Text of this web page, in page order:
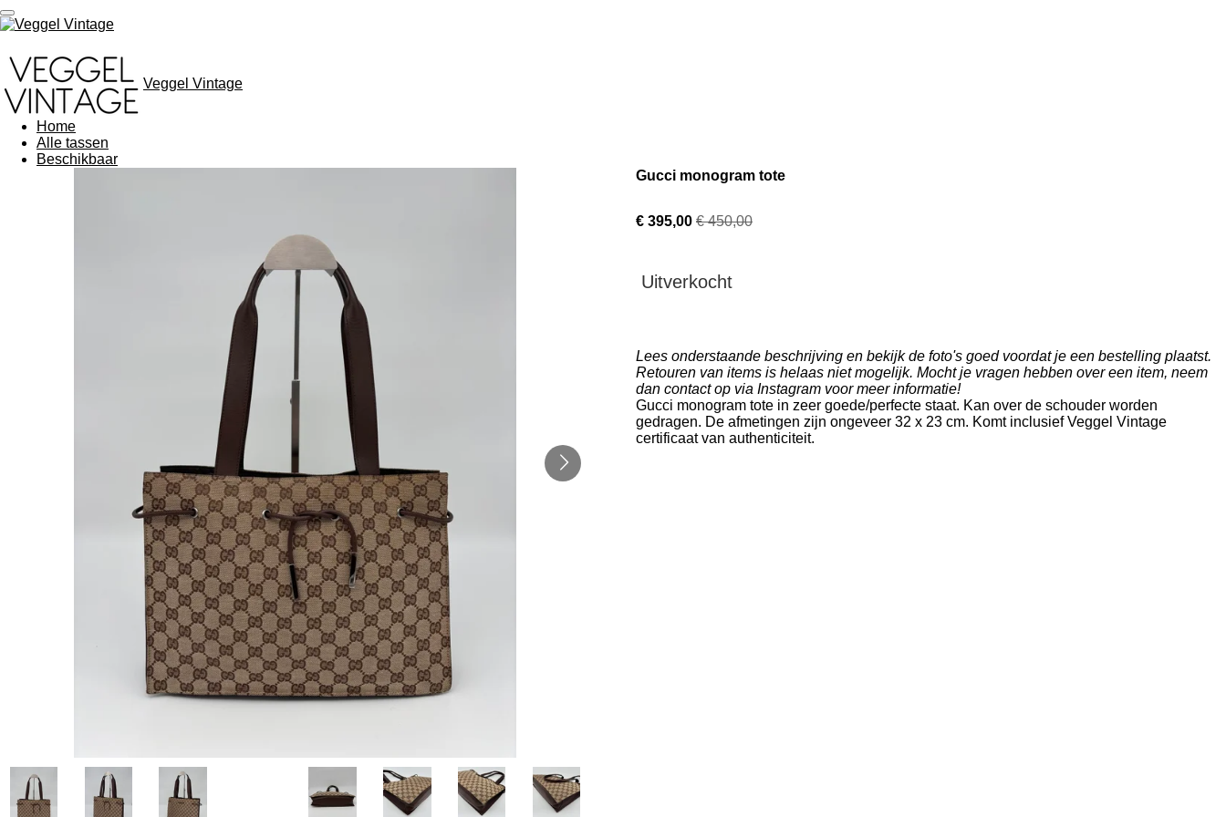
Ga
direct
de
hoofdinhoud
Veggel Vintage
Home
Alle tassen
Beschikbaar
Gucci monogram tote
€ 395,00 € 450,00
Uitverkocht
Lees onderstaande beschrijving en bekijk de foto's goed voordat je een bestelling plaatst.
Retouren van items is helaas niet mogelijk. Mocht je vragen hebben over een item, neem
dan contact op via Instagram voor meer informatie!
Gucci monogram tote in zeer goede/perfecte staat. Kan over de schouder worden
gedragen. De afmetingen zijn ongeveer 32 x 23 cm. Komt inclusief Veggel Vintage
certificaat van authenticiteit.